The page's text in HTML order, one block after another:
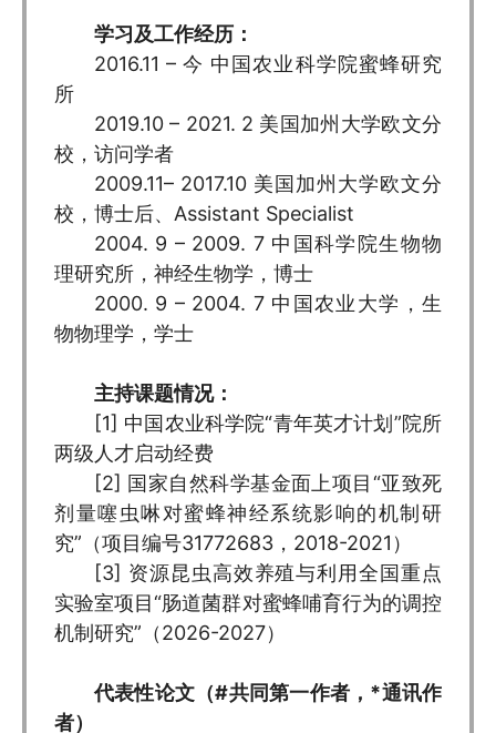
学习及工作经历：
2016.11 – 今 中国农业科学院蜜蜂研究
所
2019.10 – 2021. 2 美国加州大学欧文分
校，访问学者
2009.11– 2017.10 美国加州大学欧文分
校，博士后、Assistant Specialist
2004. 9 – 2009. 7 中国科学院生物物
理研究所，神经生物学，博士
2000. 9 – 2004. 7 中国农业大学，生
物物理学，学士
主持课题情况：
[1] 中国农业科学院“青年英才计划”院所
两级人才启动经费
[2] 国家自然科学基金面上项目“亚致死
剂量噻虫啉对蜜蜂神经系统影响的机制研
究”（项目编号31772683，2018-2021）
[3] 资源昆虫高效养殖与利用全国重点
实验室项目“肠道菌群对蜜蜂哺育行为的调控
机制研究”（2026-2027）
代表性论文（#共同第一作者，*通讯作
者）